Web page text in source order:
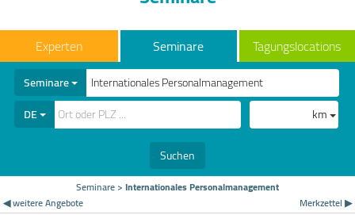
Seminare Tagungslocations
Seminare
DE
km
Suchen
Seminare> Internationales Personalmanagement
◀ weitere Angebote
Merkzettel ▶